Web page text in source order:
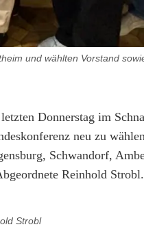
und wählten Vorstand
Donnerstag im
neu zu
Schwandorf,
Reinhold Strobl.
Strobl